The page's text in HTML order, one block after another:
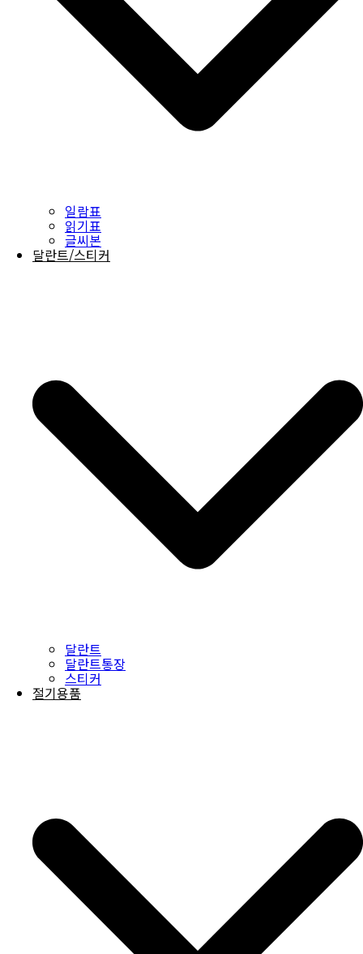
일람표
읽기표
글씨본
달란트/스티커
달란트
달란트통장
스티커
절기용품